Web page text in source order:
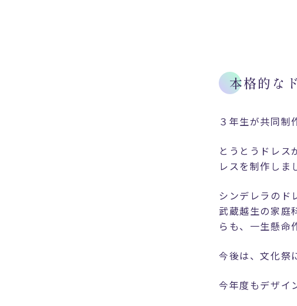
本格的な
３年生が共同
とうとうドレス
レスを制作しま
シンデレラのド
武蔵越生の家庭
らも、一生懸命
今後は、文化祭
今年度もデザイ